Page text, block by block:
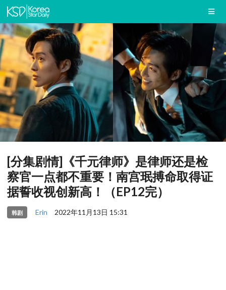
[分集剧情]《千元律师》是律师还是检
察官一点都不重要！南宫珉搏命取得证
据誓收视创新高！（EP12完）
韩剧 Erin 2022年11月13日 15:31